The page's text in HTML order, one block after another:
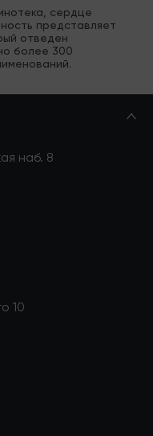
сердце
представляет
отведен
более 300
наб. 8
10